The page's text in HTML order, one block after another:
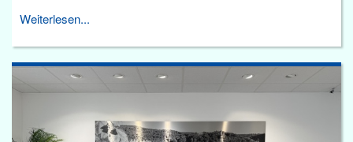
Weiterlesen...